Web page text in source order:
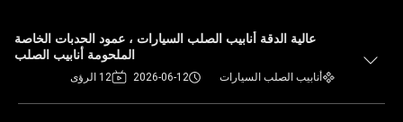
عالية الدقة أنابيب الصلب السيارات ، عمود الحدبات الخاصة
الملحومة أنابيب الصلب
أنابيب الصلب السيارات 2026-06-12 12 الرؤى